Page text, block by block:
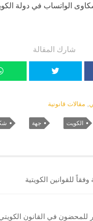
الواتساب في دولة
شارك المقالة
مقالات قانونية
الكويت جهة
للقوانين الكويتية
للمحضون في القانون